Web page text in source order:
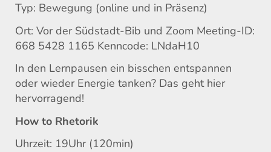
Typ: Bewegung (online und in Präsenz)
Ort: Vor der Südstadt-Bib und Zoom Meeting-ID:
668 5428 1165 Kenncode: LNdaH10
In den Lernpausen ein bisschen entspannen
oder wieder Energie tanken? Das geht hier
hervorragend!
How to Rhetorik
Uhrzeit: 19Uhr (120min)